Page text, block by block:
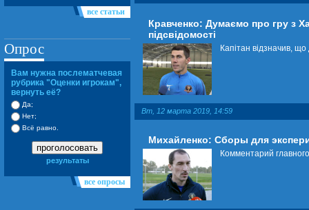
Кравченко: Думаємо про гру з
підсвідомості
Капітан відзначив,
Вт, 12 марта 2019, 14:59
Михайленко: Сборы для
Комментарий
все статьи
Опрос
Вам нужна послематчевая
рубрика "Оценки игрокам",
вернуть её?
Да;
Нет;
Всё равно.
проголосовать
результаты
все опросы